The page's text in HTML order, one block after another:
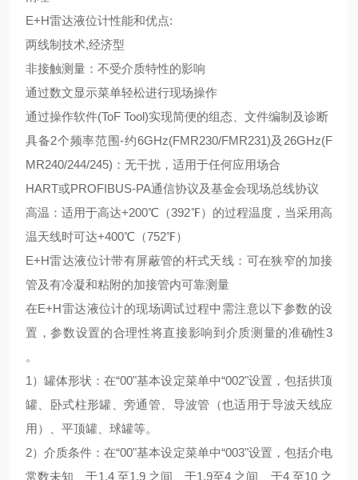
E+H雷达液位计性能和优点:
两线制技术,经济型
非接触测量：不受介质特性的影响
通过数文显示菜单轻松进行现场操作
通过操作软件(ToF Tool)实现简便的组态、文件编制及诊断
具备2个频率范围-约6GHz(FMR230/FMR231)及26GHz(F
MR240/244/245)：无干扰，适用于任何应用场合
HART或PROFIBUS-PA通信协议及基金会现场总线协议
高温：适用于高达+200℃（392℉）的过程温度，当采用高
温天线时可达+400℃（752℉）
E+H雷达液位计带有屏蔽管的杆式天线：可在狭窄的加接
管及有冷凝和粘附的加接管内可靠测量
在E+H雷达液位计的现场调试过程中需注意以下参数的设
置，参数设置的合理性将直接影响到介质测量的准确性3
。
1）罐体形状：在“00"基本设定菜单中“002"设置，包括拱顶
罐、卧式柱形罐、旁通管、导波管（也适用于导波天线应
用）、平顶罐、球罐等。
2）介质条件：在“00"基本设定菜单中“003"设置，包括介电
常数未知、于1.4 至1.9 之间、于1.9至4 之间、于4 至10 之